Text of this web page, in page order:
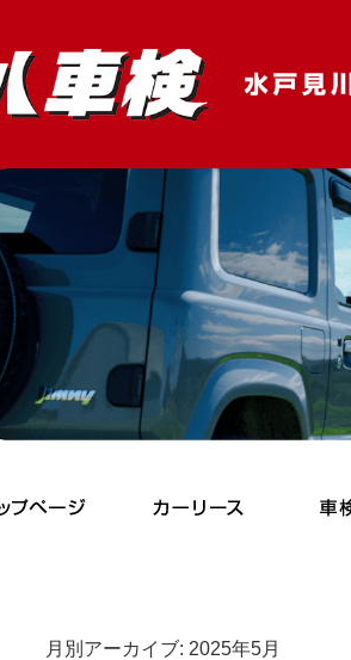
月別アーカイブ: 2025年5月